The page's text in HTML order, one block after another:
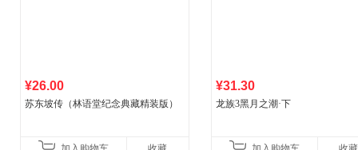
¥26.00
苏东坡传（林语堂纪念典藏精装版）
¥31.30
龙族3黑月之潮·下